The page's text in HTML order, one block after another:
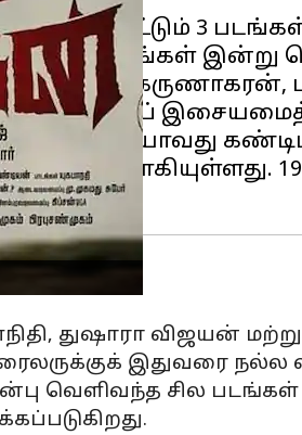
இன்று மட்டும் 3
பாபு, கருணாகரன்,
ராஜ் பிரதாப்
முறையாவது
வெளியாகியுள்ளது.
துஷாரா விஜயன்
இதுவரை நல்ல
வெளிவந்த சில